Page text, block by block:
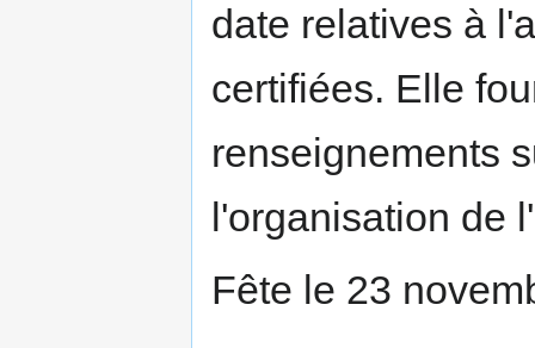
date relatives à
certifiées. Elle
renseignements
l'organisation de
Fête le 23